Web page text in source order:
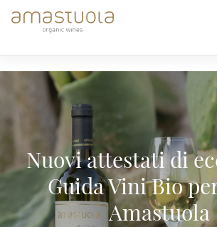
Skip
Nuovi attestati di
Guida Vini Bio
Amastuola